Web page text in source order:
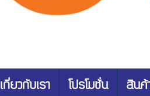
เกี่ยวกับเรา โปรโมชั่น สินค้